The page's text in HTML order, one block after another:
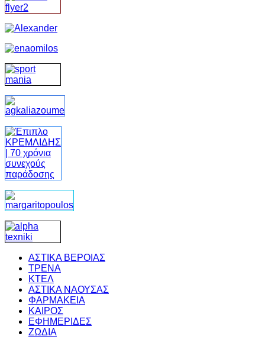
ΑΣΤΙΚΑ ΒΕΡΟΙΑΣ
ΤΡΕΝΑ
ΚΤΕΛ
ΑΣΤΙΚΑ ΝΑΟΥΣΑΣ
ΦΑΡΜΑΚΕΙΑ
ΚΑΙΡΟΣ
ΕΦΗΜΕΡΙΔΕΣ
ΖΩΔΙΑ